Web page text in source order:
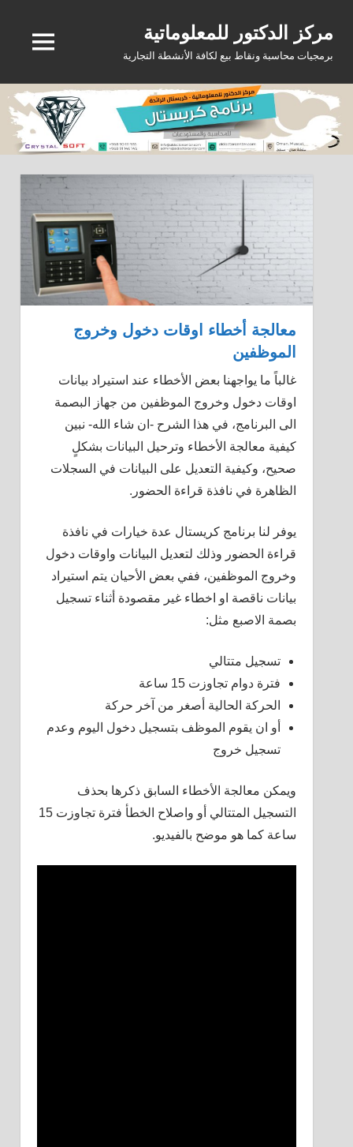
content
مركز الدكتور للمعلوماتية
برمجيات محاسبة ونقاط بيع لكافة الأنشطة التجارية MENU
معالجة أخطاء اوقات دخول وخروج
الموظفين
غالباً ما يواجهنا بعض الأخطاء عند استيراد بيانات
اوقات دخول وخروج الموظفين من جهاز البصمة
الى البرنامج، في هذا الشرح -ان شاء الله- نبين
كيفية معالجة الأخطاء وترحيل البيانات بشكلٍ
صحيح، وكيفية التعديل على البيانات في السجلات
الظاهرة في نافذة قراءة الحضور.
يوفر لنا برنامج كريستال عدة خيارات في نافذة
قراءة الحضور وذلك لتعديل البيانات واوقات دخول
وخروج الموظفين، ففي بعض الأحيان يتم استيراد
بيانات ناقصة او اخطاء غير مقصودة أثناء تسجيل
بصمة الاصبع مثل:
تسجيل متتالي
فترة دوام تجاوزت 15 ساعة
الحركة الحالية أصغر من آخر حركة
أو ان يقوم الموظف بتسجيل دخول اليوم وعدم
تسجيل خروج
ويمكن معالجة الأخطاء السابق ذكرها بحذف
التسجيل المتتالي أو واصلاح الخطأ فترة تجاوزت 15
ساعة كما هو موضح بالفيديو.